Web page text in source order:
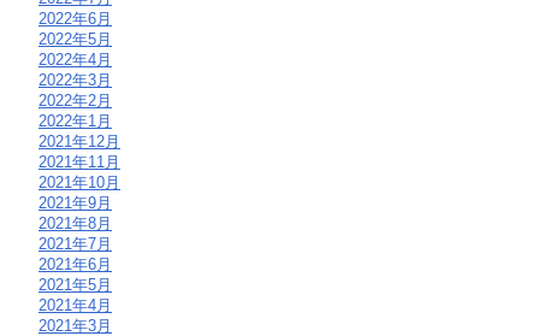
2022年6月
2022年5月
2022年4月
2022年3月
2022年2月
2022年1月
2021年12月
2021年11月
2021年10月
2021年9月
2021年8月
2021年7月
2021年6月
2021年5月
2021年4月
2021年3月